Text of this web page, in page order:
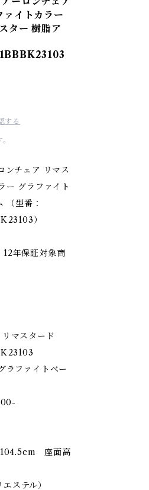
イトカラー
ター 樹脂ア
する
チェア リマス
ー グラファイト
（型番：
）
年保証対象商
マスタード
ラファイトベー
座面高
ステル）